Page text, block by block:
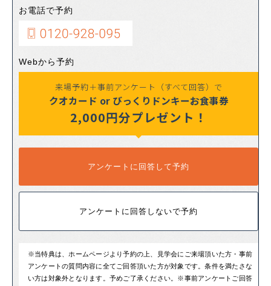
お電話で予約
Webから予約
来場予約＋事前アンケート（すべて回答）で
クオカード or びっくりドンキーお食事券
2,000円分プレゼント！
アンケートに回答して予約
アンケートに回答しないで予約
※当特典は、ホームページより予約の上、見学会にご来場頂いた方・事前
アンケートの質問内容に全てご回答頂いた方が対象です。条件を満たさな
い方は対象外となります。予めご了承ください。※事前アンケートご回答